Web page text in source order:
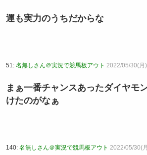
運も実力のうちだからな
51: 名無しさん＠実況で競馬板アウト 2022/05/30(月
まぁ一番チャンスあったダイヤモ
けたのがなぁ
140: 名無しさん＠実況で競馬板アウト 2022/05/30(